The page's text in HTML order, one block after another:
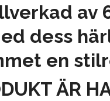
av
dess
en
ÄR